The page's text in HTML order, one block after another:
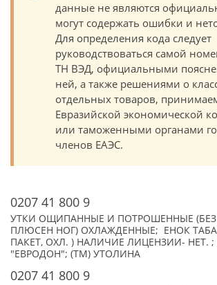
данные не являются
могут содержать ошибки и
Для определения кода следует
руководствоваться самой
ТН ВЭД, официальными
ней, а также решениями о
отдельных товаров,
Евразийской экономической
или таможенными органами
членов ЕАЭС.
0207 41 800 9
УТКИ ОЩИПАННЫЕ И ПОТРОШЕННЫЕ
ПЛЮСЕН НОГ) ОХЛАЖДЕННЫЕ; ЕНОК
ПАКЕТ, ОХЛ. ) НАЛИЧИЕ ЛИЦЕНЗИИ- НЕТ.
"ЕВРОДОН"; (TM) УТОЛИНА
0207 41 800 9